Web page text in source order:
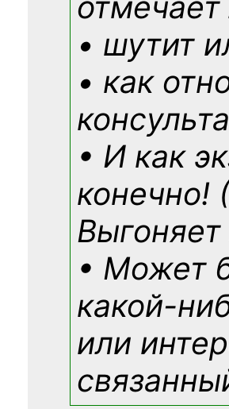
• шутит
• как
• И как
конечно!
• Может
какой-
или